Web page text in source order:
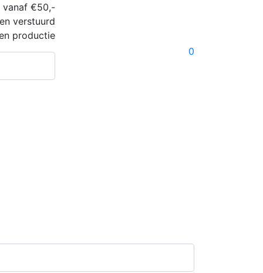
vanaf €50,-
verstuurd
productie
0